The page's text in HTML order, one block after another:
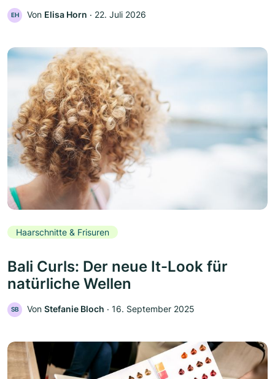
EH Von Elisa Horn ‧ 22. Juli 2026
Haarschnitte & Frisuren
Bali Curls: Der neue It-Look für
natürliche Wellen
SB Von Stefanie Bloch ‧ 16. September 2025